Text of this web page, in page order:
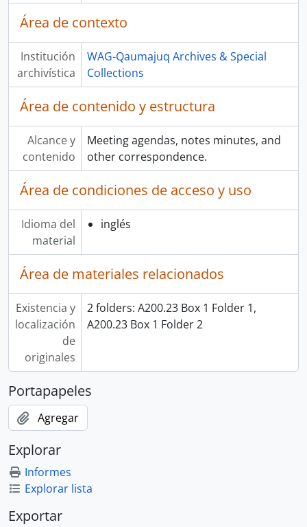
Área de contexto
Institución
archivística
WAG-Qaumajuq Archives & Special
Collections
Área de contenido y estructura
Alcance y
contenido
Meeting agendas, notes minutes, and
other correspondence.
Área de condiciones de acceso y uso
Idioma del
material
inglés
Área de materiales relacionados
Existencia y
localización
de
originales
2 folders: A200.23 Box 1 Folder 1,
A200.23 Box 1 Folder 2
Portapapeles
Agregar
Explorar
Informes
Explorar lista
Exportar